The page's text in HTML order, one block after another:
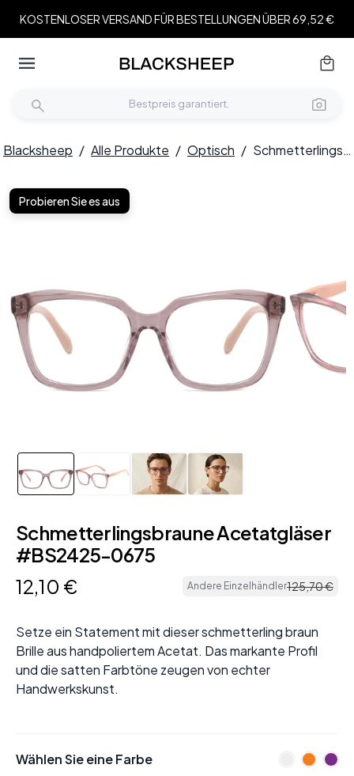
KOSTENLOSER VERSAND FÜR BESTELLUNGEN ÜBER 69,52 €
Blacksheep / Alle Produkte / Optisch / Schmetterlingsbraune Acetatgläser #BS2425-0675
Probieren Sie es aus
Schmetterlingsbraune Acetatgläser
#BS2425-0675
12,10 € Andere Einzelhändler125,70€
Setze ein Statement mit dieser schmetterling braun
Brille aus handpoliertem Acetat. Das markante Profil
und die satten Farbtöne zeugen von echter
Handwerkskunst.
Wählen Sie eine Farbe